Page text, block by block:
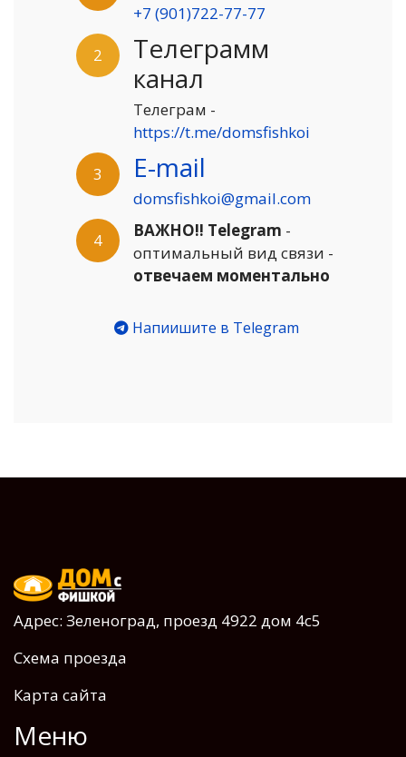
+7 (901)722-77-77
2
Телеграмм
канал
Телеграм -
https://t.me/domsfishkoi
3
E-mail
domsfishkoi@gmail.com
4
ВАЖНО!! Telegram -
оптимальный вид связи -
отвечаем моментально
Напиишите в Telegram
Адрес: Зеленоград, проезд 4922 дом 4с5
Схема проезда
Карта сайта
Меню